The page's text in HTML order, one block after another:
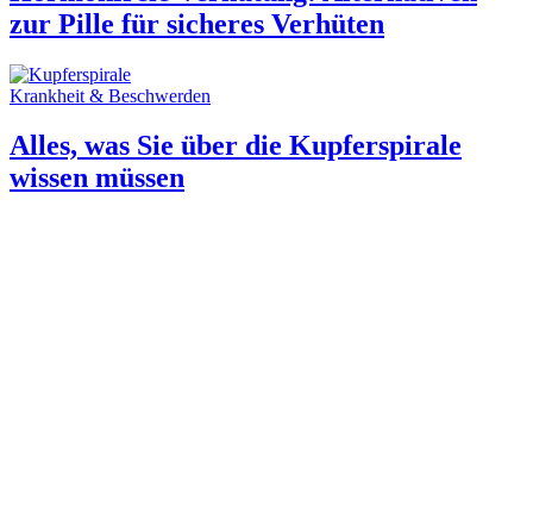
zur Pille für sicheres Verhüten
Krankheit & Beschwerden
Alles, was Sie über die Kupferspirale
wissen müssen